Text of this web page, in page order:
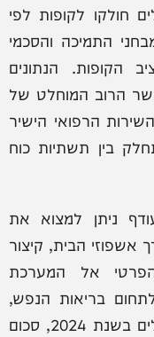
חולקו לקופות לפי
התמיכה והסכמי
מכלל תקציב הקופות. הנתונים
הרוב המוחלט של
השירות הרפואי הישיר
בין תשתיות כוח
ניתן למצוא את
אשפוזי הבית, קיצור
אל המערכת
בריאות הנפש,
שזכה להקצאה של 347 מיליון שקלים בשנת 2024, סכום